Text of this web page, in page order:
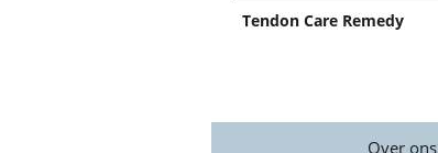
Tendon Care Remedy
Over ons